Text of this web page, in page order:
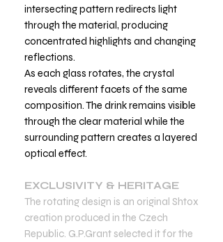
intersecting pattern redirects light
through the material, producing
concentrated highlights and changing
reflections.
As each glass rotates, the crystal
reveals different facets of the same
composition. The drink remains visible
through the clear material while the
surrounding pattern creates a layered
optical effect.
EXCLUSIVITY & HERITAGE
The rotating design is an original Shtox
creation produced in the Czech
Republic. G.P.Grant selected it for the